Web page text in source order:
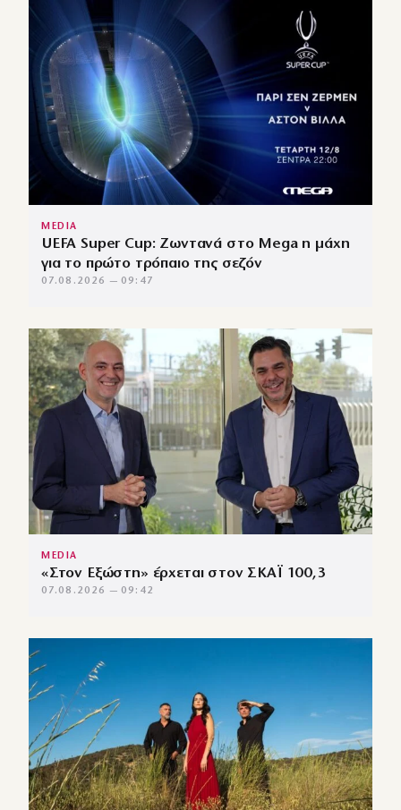
MEDIA
UEFA Super Cup: Ζωντανά στο Mega η μάχη
για το πρώτο τρόπαιο της σεζόν
07.08.2026 — 09:47
MEDIA
«Στον Εξώστη» έρχεται στον ΣΚΑΪ 100,3
07.08.2026 — 09:42